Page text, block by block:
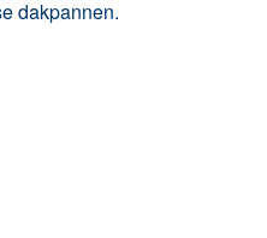
dakpannen.